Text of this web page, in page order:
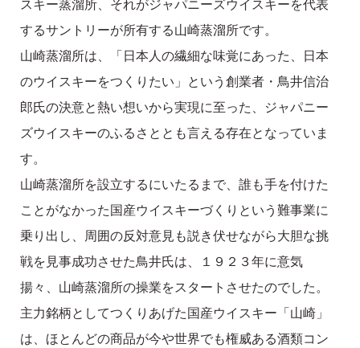
スキー蒸溜所、それがジャパニーズウイスキーを代表
するサントリーが所有する山崎蒸溜所です。
山崎蒸溜所は、「日本人の繊細な味覚にあった、日本
のウイスキーをつくりたい」という創業者・鳥井信治
郎氏の決意と熱い想いから実現に至った、ジャパニー
ズウイスキーのふるさととも言える存在となっていま
す。
山崎蒸溜所を設立するにいたるまで、誰も手を付けた
ことがなかった国産ウイスキーづくりという難事業に
乗り出し、周囲の反対意見も説き伏せながら大胆な挑
戦を見事成功させた鳥井氏は、１９２３年に意気
揚々、山崎蒸溜所の操業をスタートさせたのでした。
主力銘柄としてつくりあげた国産ウイスキー「山崎」
は、ほとんどの商品が今や世界でも権威ある酒類コン